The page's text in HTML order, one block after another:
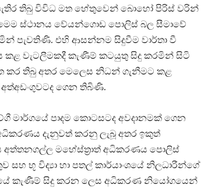
තිබු විවිධ මත හේතුවෙන් බොහෝ පිරිස් වරින්
ස්ථානය වේයන්ගොඩ පොලිස් බල සීමාවේ
පැවතිණි. එහි ආසන්නම සිදුවීම වාර්තා වී
කළ වැටලීමකදී කැණීම් කටයුතු සිදු කරමින් සිටි
කර තිබු අතර මෙලෙස නිධන් ගැනීමට කළ
ගෙන තිබිණි.
මාර්ගයේ පාදම කොටසටද අවදානමක් ගෙන
දැනුවත් කරනු ලැබූ අතර ඉකුත්
අත්තනගල්ල මහේස්ත්‍රාත් අධිකරණය පොලිස්
සහ භූ විද්‍යා හා පතල් කාර්යාංශයේ නිලධාරීන්ගේ
කැණීම් සිදු කරන ලෙස අධිකරණ නියෝගයෙන්